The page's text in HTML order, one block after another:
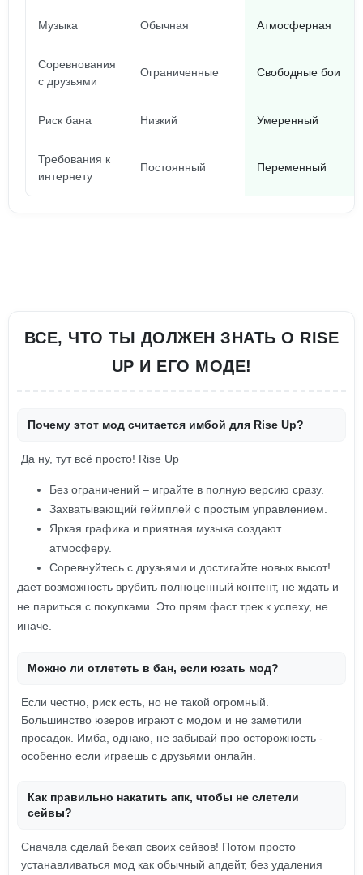
Музыка Обычная Атмосферная
Соревнования
с друзьями
Ограниченные Свободные бои
Риск бана Низкий Умеренный
Требования к
интернету
Постоянный Переменный
ВСЕ, ЧТО ТЫ ДОЛЖЕН ЗНАТЬ О RISE
UP И ЕГО МОДЕ!
Почему этот мод считается имбой для Rise Up?
Да ну, тут всё просто! Rise Up
Без ограничений – играйте в полную версию сразу.
Захватывающий геймплей с простым управлением.
Яркая графика и приятная музыка создают
атмосферу.
Соревнуйтесь с друзьями и достигайте новых высот!
дает возможность врубить полноценный контент, не ждать и
не париться с покупками. Это прям фаст трек к успеху, не
иначе.
Можно ли отлететь в бан, если юзать мод?
Если честно, риск есть, но не такой огромный.
Большинство юзеров играют с модом и не заметили
просадок. Имба, однако, не забывай про осторожность -
особенно если играешь с друзьями онлайн.
Как правильно накатить апк, чтобы не слетели
сейвы?
Сначала сделай бекап своих сейвов! Потом просто
устанавливаться мод как обычный апдейт, без удаления